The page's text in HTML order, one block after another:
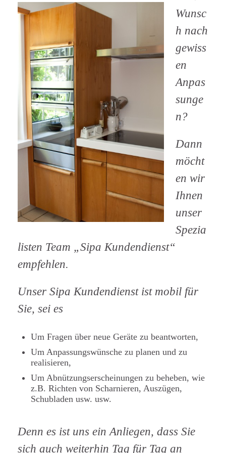
Wunsc
h nach
gewiss
en
Anpas
sunge
n?
Dann
möcht
en wir
Ihnen
unser
Spezia
listen Team „Sipa Kundendienst“
empfehlen.
Unser Sipa Kundendienst ist mobil für
Sie, sei es
Um Fragen über neue Geräte zu beantworten,
Um Anpassungswünsche zu planen und zu
realisieren,
Um Abnützungserscheinungen zu beheben, wie
z.B. Richten von Scharnieren, Auszügen,
Schubladen usw. usw.
Denn es ist uns ein Anliegen, dass Sie
sich auch weiterhin Tag für Tag an